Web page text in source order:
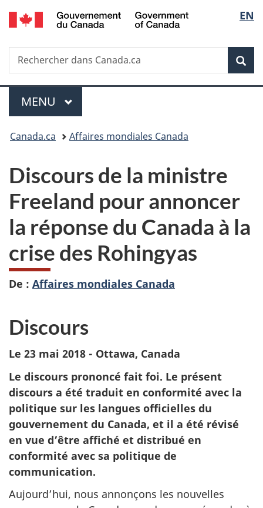
Passer
au
principal
Passer
à
Au
du
Passer
à
version
simplifiée
de
la
EN
Recherche
Rechercher
dans
Menu
MENU PRINCIPAL
Vous
ici :
Canada.ca Affaires mondiales Canada
Discours de la ministre
Freeland pour annoncer
la réponse du Canada à la
crise des Rohingyas
De : Affaires mondiales Canada
Discours
Le 23 mai 2018 - Ottawa, Canada
Le discours prononcé fait foi. Le présent
discours a été traduit en conformité avec la
politique sur les langues officielles du
gouvernement du Canada, et il a été révisé
en vue d’être affiché et distribué en
conformité avec sa politique de
communication.
Aujourd’hui, nous annonçons les nouvelles